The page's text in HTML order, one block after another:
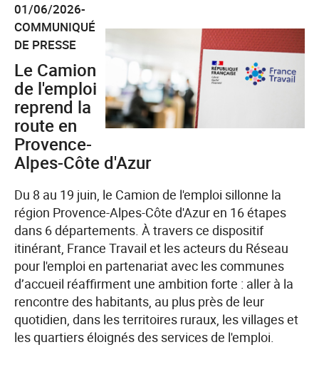
logistique
:
une
semaine
pour
découvrir
des
métiers
essentiels
et
des
opportunités
d'avenir
01/06/2026-
COMMUNIQUÉ
DE PRESSE
Le Camion
de l'emploi
reprend la
route en
Provence-
Alpes-Côte d'Azur
Du 8 au 19 juin, le Camion de l'emploi sillonne la
région Provence-Alpes-Côte d'Azur en 16 étapes
dans 6 départements. À travers ce dispositif
itinérant, France Travail et les acteurs du Réseau
pour l'emploi en partenariat avec les communes
d’accueil réaffirment une ambition forte : aller à la
rencontre des habitants, au plus près de leur
quotidien, dans les territoires ruraux, les villages et
les quartiers éloignés des services de l'emploi.